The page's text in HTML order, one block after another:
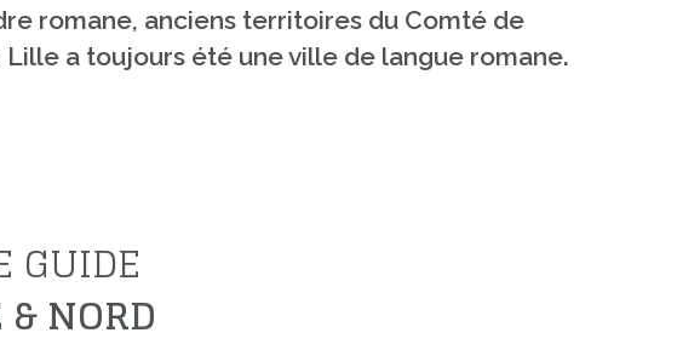
romane, anciens territoires du Comté de
a toujours été une ville de langue romane.
GUIDE
NORD